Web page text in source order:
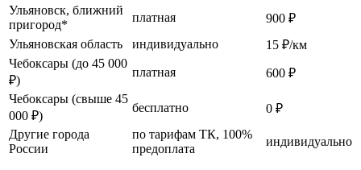
Ульяновск, ближний
пригород*
платная
900 ₽
Ульяновская область
индивидуально
15 ₽/км
Чебоксары (до 45 000
₽)
платная
600 ₽
Чебоксары (свыше 45
000 ₽)
бесплатно
0 ₽
Другие города
России
по тарифам ТК, 100%
предоплата
индивидуально